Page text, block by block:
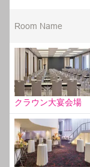
Room Name
クラウン大宴会場